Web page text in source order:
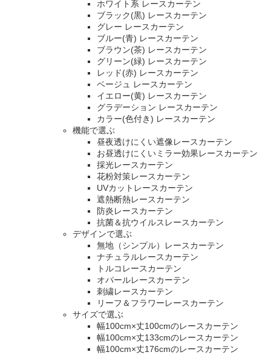
ホワイト系 レースカーテン
ブラック(黒) レースカーテン
グレー レースカーテン
ブルー(青) レースカーテン
ブラウン(茶) レースカーテン
グリーン(緑) レースカーテン
レッド(赤) レースカーテン
ベージュ レースカーテン
イエロー(黄) レースカーテン
グラデーション レースカーテン
カラー(色付き) レースカーテン
機能で選ぶ
昼夜透けにくい遮像レースカーテン
お昼透けにくいミラー効果レースカーテン
採光レースカーテン
花粉対策レースカーテン
UVカットレースカーテン
遮熱断熱レースカーテン
防炎レースカーテン
抗菌＆抗ウイルスレースカーテン
デザインで選ぶ
無地（シンプル）レースカーテン
ナチュラルレースカーテン
トルコレースカーテン
オパールレースカーテン
刺繍レースカーテン
リーフ＆フラワーレースカーテン
サイズで選ぶ
幅100cm×丈100cmのレースカーテン
幅100cm×丈133cmのレースカーテン
幅100cm×丈176cmのレースカーテン